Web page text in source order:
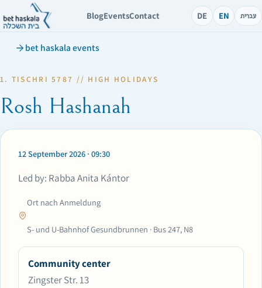
BlogEventsContact DE EN עברית
bet haskala events
1. TISCHRI 5787 // HIGH HOLIDAYS
Rosh Hashanah
12 September 2026 · 09:30
Led by: Rabba Anita Kántor
Ort nach Anmeldung
S- und U-Bahnhof Gesundbrunnen · Bus 247, N8
Community center
Zingster Str. 13